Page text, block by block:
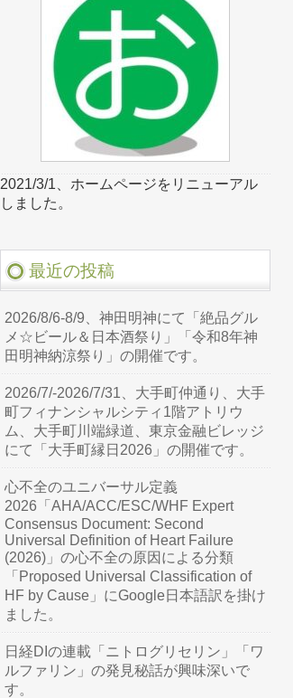
2021/3/1、ホームページをリニューアル
しました。
最近の投稿
2026/8/6-8/9、神田明神にて「絶品グル
メ☆ビール＆日本酒祭り」「令和8年神
田明神納涼祭り」の開催です。
2026/7/-2026/7/31、大手町仲通り、大手
町フィナンシャルシティ1階アトリウ
ム、大手町川端緑道、東京金融ビレッジ
にて「大手町縁日2026」の開催です。
心不全のユニバーサル定義
2026「AHA/ACC/ESC/WHF Expert
Consensus Document: Second
Universal Definition of Heart Failure
(2026)」の心不全の原因による分類
「Proposed Universal Classification of
HF by Cause」にGoogle日本語訳を掛け
ました。
日経DIの連載「ニトログリセリン」「ワ
ルファリン」の発見秘話が興味深いで
す。